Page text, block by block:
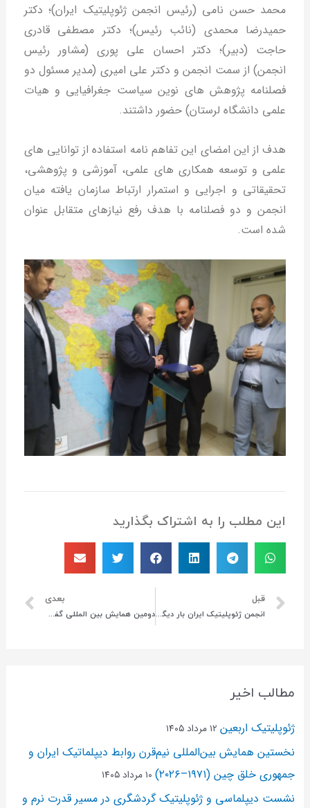
محمد حسن نامی (رئیس انجمن ژئوپلیتیک ایران)؛ دکتر
حمیدرضا محمدی (نائب رئیس)؛ دکتر مصطفی قادری
حاجت (دبیر)؛ دکتر احسان علی پوری (مشاور رئیس
انجمن) از سمت انجمن و دکتر علی امیری (مدیر مسئول دو
فصلنامه پژوهش های نوین سیاست جغرافیایی و هیات
علمی دانشگاه لرستان) حضور داشتند.
هدف از این امضای این تفاهم نامه استفاده از توانایی های
علمی و توسعه همکاری های علمی، آموزشی و پژوهشی،
تحقیقاتی و اجرایی و استمرار ارتباط سازمان یافته میان
انجمن و دو فصلنامه با هدف رفع نیازهای متقابل عنوان
شده است.
این مطلب را به اشتراک بگذارید
قبل
انجمن ژئوپلیتیک ایران بار دیگر به گرید A دست یافت.
بعدی
دومین همایش بین المللی گفتگوهای فرهنگی ایران و آفریقای جنوبی
مطالب اخیر
ژئوپلیتیک اربعین ۱۲ مرداد ۱۴۰۵
نخستین همایش بین‌المللی نیم‌قرن روابط دیپلماتیک ایران و
جمهوری خلق چین (۱۹۷۱–۲۰۲۶)
۱۰ مرداد ۱۴۰۵
نشست دیپلماسی و ژئو‌پلیتیک گردشگری در مسیر قدرت نرم و